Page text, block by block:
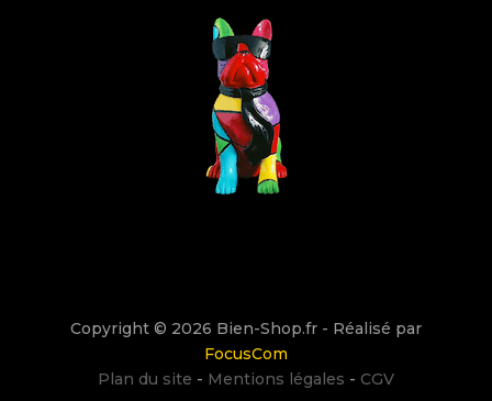
Copyright © 2026 Bien-Shop.fr - Réalisé par
FocusCom
Plan du site - Mentions légales - CGV